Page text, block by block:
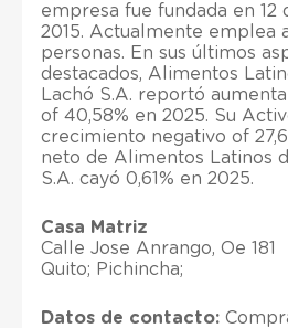
empresa fue fundada en 12
2015. Actualmente emplea
personas. En sus últimos
destacados, Alimentos
Lachó S.A. reportó
of 40,58% en 2025. Su
crecimiento negativo of
neto de Alimentos Latinos
S.A. cayó 0,61% en 2025.
Casa Matriz
Calle Jose Anrango, Oe 181
Quito; Pichincha;
Datos de contacto: